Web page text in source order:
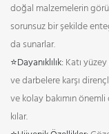
doğal malzemelerin
sorunsuz bir şekilde
da sunarlar.
⭐Dayanıklılık: Katı
ve darbelere karşı
ve kolay bakımın
kılar.